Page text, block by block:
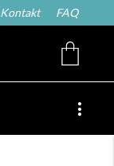
Kontakt FAQ